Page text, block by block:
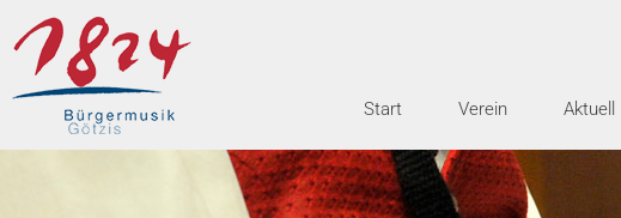
Start Verein Aktuell